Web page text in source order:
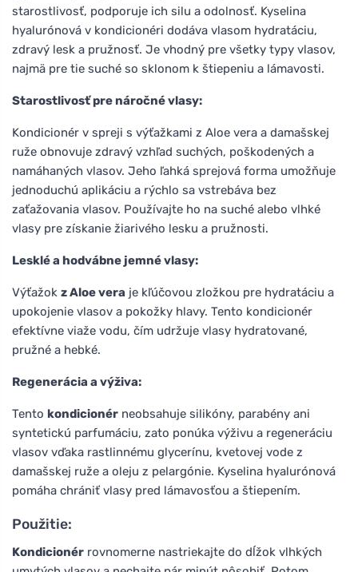
starostlivosť, podporuje ich silu a odolnosť. Kyselina
hyalurónová v kondicionéri dodáva vlasom hydratáciu,
zdravý lesk a pružnosť. Je vhodný pre všetky typy vlasov,
najmä pre tie suché so sklonom k štiepeniu a lámavosti.
Starostlivosť pre náročné vlasy:
Kondicionér v spreji s výťažkami z Aloe vera a damašskej
ruže obnovuje zdravý vzhľad suchých, poškodených a
namáhaných vlasov. Jeho ľahká sprejová forma umožňuje
jednoduchú aplikáciu a rýchlo sa vstrebáva bez
zaťažovania vlasov. Používajte ho na suché alebo vlhké
vlasy pre získanie žiarivého lesku a pružnosti.
Lesklé a hodvábne jemné vlasy:
Výťažok z Aloe vera je kľúčovou zložkou pre hydratáciu a
upokojenie vlasov a pokožky hlavy. Tento kondicionér
efektívne viaže vodu, čím udržuje vlasy hydratované,
pružné a hebké.
Regenerácia a výživa:
Tento kondicionér neobsahuje silikóny, parabény ani
syntetickú parfumáciu, zato ponúka výživu a regeneráciu
vlasov vďaka rastlinnému glycerínu, kvetovej vode z
damašskej ruže a oleju z pelargónie. Kyselina hyalurónová
pomáha chrániť vlasy pred lámavosťou a štiepením.
Použitie:
Kondicionér rovnomerne nastriekajte do dĺžok vlhkých